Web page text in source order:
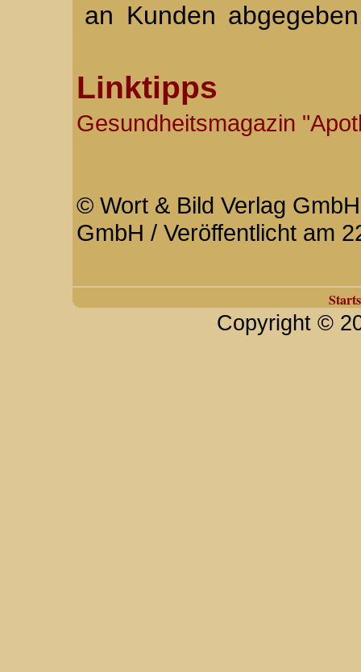
an Kunden
Linktipps
Gesundheitsmagazin
© Wort & Bild Verlag
GmbH / Veröffentlicht am
Copyright ©